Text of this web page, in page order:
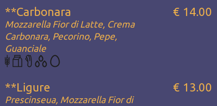
**Carbonara
Mozzarella Fior di Latte, Crema
Carbonara, Pecorino, Pepe,
Guanciale
€ 14.00
**Ligure
Prescinseua, Mozzarella Fior di
€ 13.00